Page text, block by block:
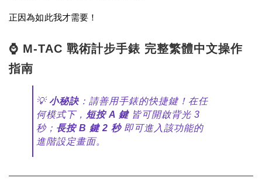
正因為如此我才需要！
⌚ M-TAC 戰術計步手錶 完整繁體中文操作
指南
💡小秘訣：請善用手錶的快捷鍵！在任
何模式下， 短按 A 鍵皆可開啟背光 3
秒； 長按 B 鍵 2 秒即可進入該功能的
進階設定畫面。